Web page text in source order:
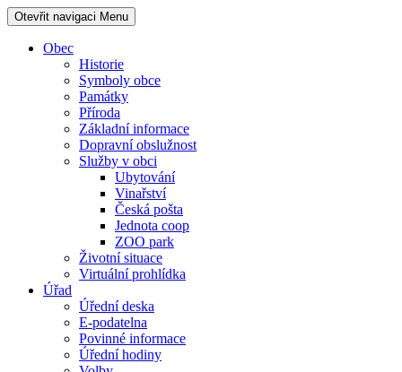
Otevřit navigaci Menu
Obec
Historie
Symboly obce
Památky
Příroda
Základní informace
Dopravní obslužnost
Služby v obci
Ubytování
Vinařství
Česká pošta
Jednota coop
ZOO park
Životní situace
Virtuální prohlídka
Úřad
Úřední deska
E-podatelna
Povinné informace
Úřední hodiny